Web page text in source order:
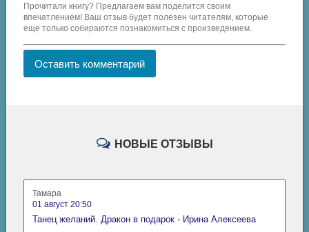
Прочитали книгу? Предлагаем вам поделится своим
впечатлением! Ваш отзыв будет полезен читателям, которые
еще только собираются познакомиться с произведением.
Оставить комментарий
НОВЫЕ ОТЗЫВЫ
Тамара
01 август 20:50
Танец желаний. Дракон в подарок - Ирина Алексеева